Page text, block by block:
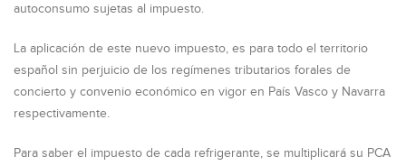
autoconsumo sujetas al impuesto.
La aplicación de este nuevo impuesto, es para todo el territorio
español sin perjuicio de los regímenes tributarios forales de
concierto y convenio económico en vigor en País Vasco y Navarra
respectivamente.
Para saber el impuesto de cada refrigerante, se multiplicará su PCA